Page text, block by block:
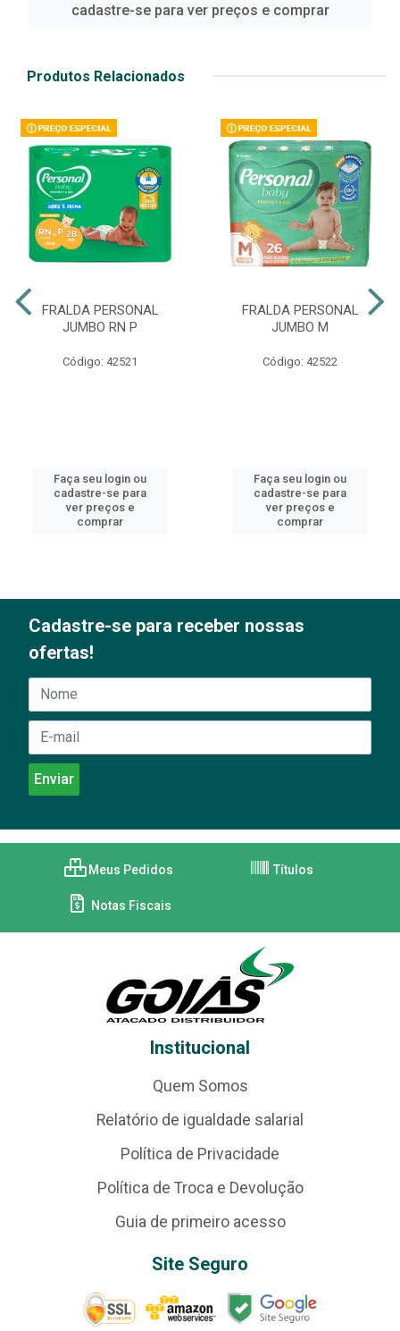
cadastre-se para ver preços e comprar
Produtos Relacionados
FRALDA PERSONAL
JUMBO RN P
Código: 42521
Faça seu login ou
cadastre-se para
ver preços e
comprar
FRALDA PERSONAL
JUMBO M
Código: 42522
Faça seu login ou
cadastre-se para
ver preços e
comprar
Cadastre-se para receber nossas
ofertas!
Meus Pedidos Títulos
Notas Fiscais
Institucional
Quem Somos
Relatório de igualdade salarial
Política de Privacidade
Política de Troca e Devolução
Guia de primeiro acesso
Site Seguro